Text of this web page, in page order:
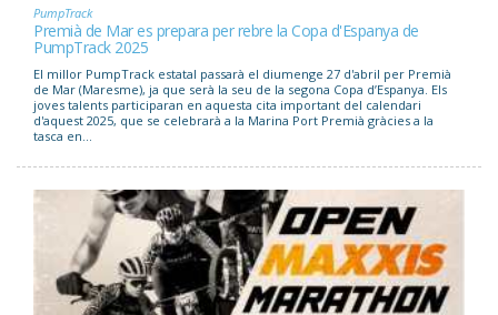
PumpTrack
Premià de Mar es prepara per rebre la Copa d'Espanya de
PumpTrack 2025
El millor PumpTrack estatal passarà el diumenge 27 d'abril per Premià
de Mar (Maresme), ja que serà la seu de la segona Copa d’Espanya. Els
joves talents participaran en aquesta cita important del calendari
d'aquest 2025, que se celebrarà a la Marina Port Premià gràcies a la
tasca en...